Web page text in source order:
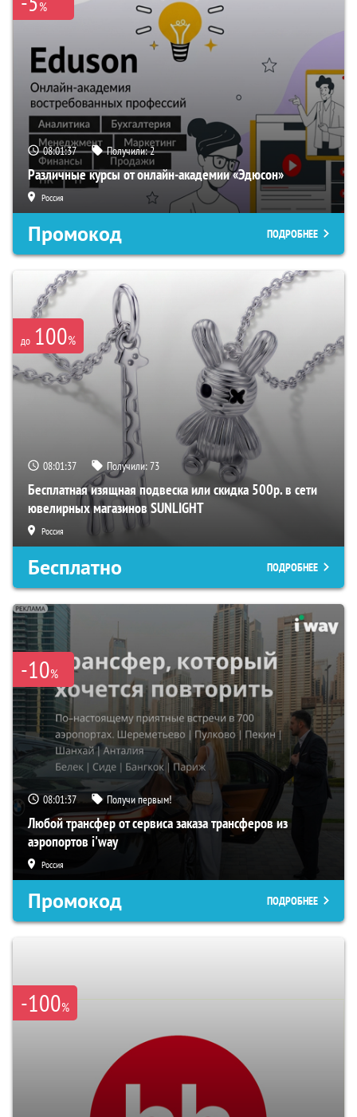
%
08:01:36 Получили:2
Различные курсы от онлайн-академии «Эдюсон»
Россия
Промокод ПОДРОБНЕЕ
до 100%
08:01:36 Получили:73
Бесплатная изящная подвеска или скидка 500р. в сети
ювелирных магазинов SUNLIGHT
Россия
Бесплатно ПОДРОБНЕЕ
-10%
08:01:36 Получи первым!
Любой трансфер от сервиса заказа трансферов из
аэропортов i'way
Россия
Промокод ПОДРОБНЕЕ
-100%